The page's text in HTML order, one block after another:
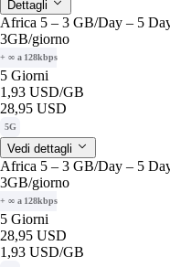
Dettagli
Africa 5 – 3 GB/Day – 5
3GB/giorno
+ ∞ a 128kbps
5 Giorni
1,93 USD/GB
28,95 USD
5G
Vedi dettagli
Africa 5 – 3 GB/Day – 5
3GB/giorno
+ ∞ a 128kbps
5 Giorni
28,95 USD
1,93 USD/GB